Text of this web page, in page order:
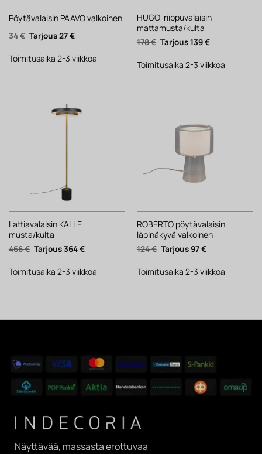
Pöytävalaisin PAAVO valkoinen
34€ Alkuperäinen
hinta
34 €.
27€Nykyinen
27 €.
Toimitusaika 2-3 viikkoa
HUGO-riippuvalaisin
mattamusta/kulta
178€ Alkuperäinen
hinta
178 €.
139€Nykyinen
139 €.
Toimitusaika 2-3 viikkoa
Lattiavalaisin KALLE
musta/kulta
466€ Alkuperäinen
hinta
466 €.
364€Nykyinen
364 €.
Toimitusaika 2-3 viikkoa
ROBERTO pöytävalaisin
läpinäkyvä valkoinen
124€ Alkuperäinen
hinta
124 €.
97€Nykyinen
97 €.
Toimitusaika 2-3 viikkoa
Näyttävää, massasta erottuvaa